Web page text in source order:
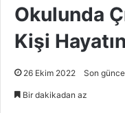
Okulunda
Kişi
26 Ekim 2022 Son
Bir dakikadan az